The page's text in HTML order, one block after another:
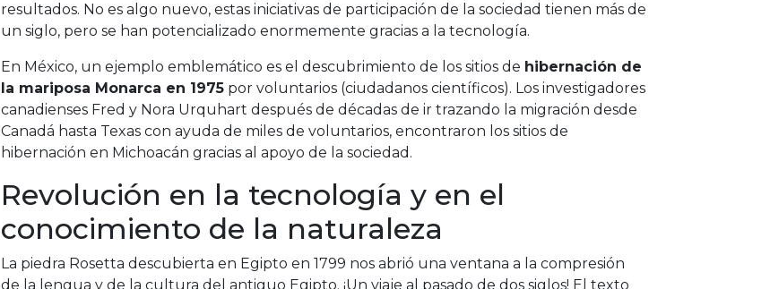
resultados. No es algo nuevo, estas iniciativas de participación de la sociedad tienen más de
un siglo, pero se han potencializado enormemente gracias a la tecnología.
En México, un ejemplo emblemático es el descubrimiento de los sitios de hibernación de
la mariposa Monarca en 1975 por voluntarios (ciudadanos científicos). Los investigadores
canadienses Fred y Nora Urquhart después de décadas de ir trazando la migración desde
Canadá hasta Texas con ayuda de miles de voluntarios, encontraron los sitios de
hibernación en Michoacán gracias al apoyo de la sociedad.
Revolución en la tecnología y en el
conocimiento de la naturaleza
La piedra Rosetta descubierta en Egipto en 1799 nos abrió una ventana a la compresión
de la lengua y de la cultura del antiguo Egipto. ¡Un viaje al pasado de dos siglos! El texto